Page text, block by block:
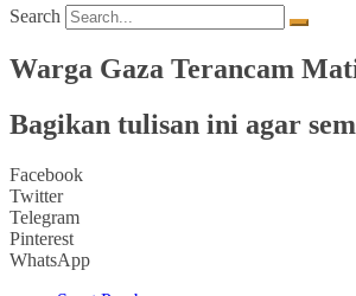
Search
Warga Gaza Terancam
Bagikan tulisan ini agar
Facebook
Twitter
Telegram
Pinterest
WhatsApp